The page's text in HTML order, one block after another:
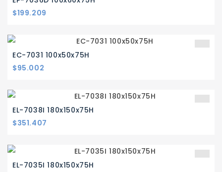
Precio
$199.209
EC-7031 100x50x75H
Precio
$95.002
EL-7038I 180x150x75H
Precio
$351.407
EL-7035I 180x150x75H